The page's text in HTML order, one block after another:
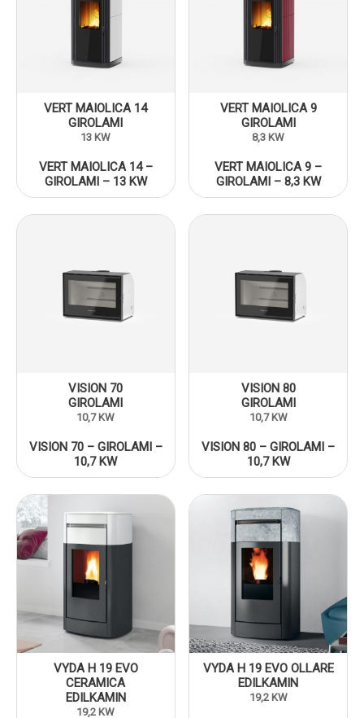
VERT MAIOLICA 14
GIROLAMI
13 KW
VERT MAIOLICA 14 –
GIROLAMI – 13 KW
VERT MAIOLICA 9
GIROLAMI
8,3 KW
VERT MAIOLICA 9 –
GIROLAMI – 8,3 KW
VISION 70
GIROLAMI
10,7 KW
VISION 70 – GIROLAMI –
10,7 KW
VISION 80
GIROLAMI
10,7 KW
VISION 80 – GIROLAMI –
10,7 KW
VYDA H 19 EVO
CERAMICA
EDILKAMIN
19,2 KW
VYDA H 19 EVO OLLARE
EDILKAMIN
19,2 KW